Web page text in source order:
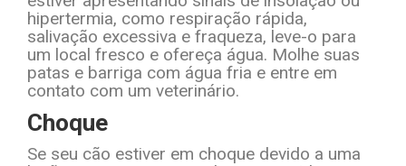
hipertermia, como respiração rápida,
salivação excessiva e fraqueza, leve-o para
um local fresco e ofereça água. Molhe suas
patas e barriga com água fria e entre em
contato com um veterinário.
Choque
Se seu cão estiver em choque devido a uma